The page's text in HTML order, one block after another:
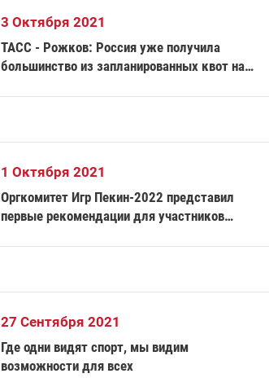
3 Октября 2021
ТАСС - Рожков: Россия уже получила
большинство из запланированных квот на
1 Октября 2021
Оргкомитет Игр Пекин-2022 представил
первые рекомендации для участников
27 Сентября 2021
Где одни видят спорт, мы видим
возможности для всех